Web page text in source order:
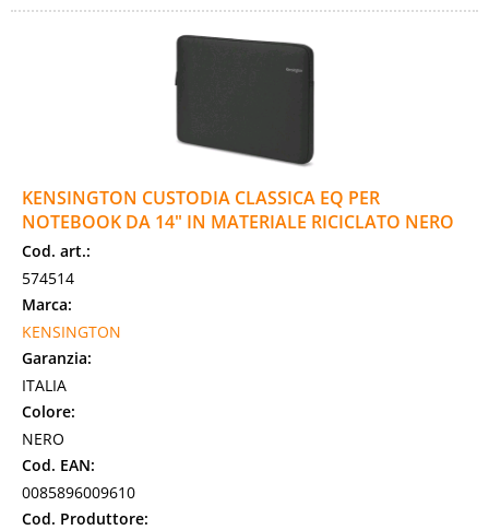
KENSINGTON CUSTODIA CLASSICA EQ PER
NOTEBOOK DA 14" IN MATERIALE RICICLATO NERO
Cod. art.:
574514
Marca:
KENSINGTON
Garanzia:
ITALIA
Colore:
NERO
Cod. EAN:
0085896009610
Cod. Produttore: